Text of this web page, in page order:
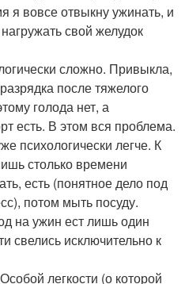
я вовсе отвыкну ужинать, и
свой желудок
сложно. Привыкла,
после тяжелого
голода нет, а
есть. В этом вся проблема.
психологически легче. К
столько времени
есть (понятное дело под
потом мыть посуду.
на ужин ест лишь один
свелись исключительно к
легкости (о которой